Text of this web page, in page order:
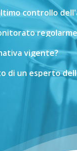
controllo
vigente?
di un esperto